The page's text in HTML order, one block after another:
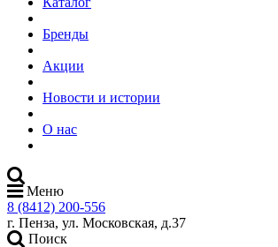
Бренды
Акции
Новости и истории
О нас
Меню
8 (8412) 200-556
г. Пенза, ул. Московская, д.37
Поиск